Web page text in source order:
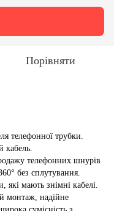
Порівняти
телефонної трубки.
кабель.
телефонних шнурів
без сплутування.
мають знімні кабелі.
монтаж, надійне